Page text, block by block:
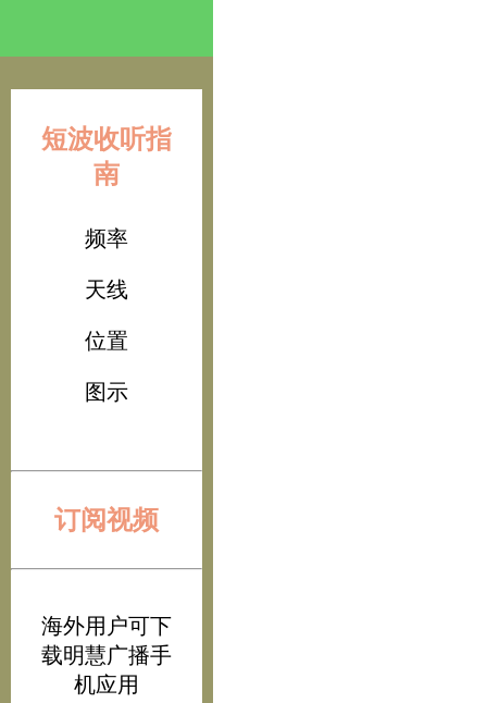
短波收听指
南
频率
天线
位置
图示
订阅视频
海外用户可下
载明慧广播手
机应用